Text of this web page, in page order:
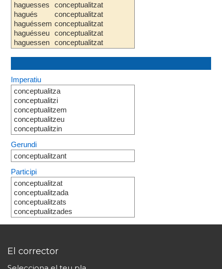
haguesses
hagués
haguéssem
haguésseu
haguessen
conceptualitzat
conceptualitzat
conceptualitzat
conceptualitzat
conceptualitzat
Imperatiu
conceptualitza
conceptualitzi
conceptualitzem
conceptualitzeu
conceptualitzin
Gerundi
conceptualitzant
Participi
conceptualitzat
conceptualitzada
conceptualitzats
conceptualitzades
El corrector